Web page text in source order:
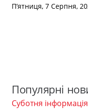
П’ятниця, 7 Серпня,
Популярні
Суботня інформація